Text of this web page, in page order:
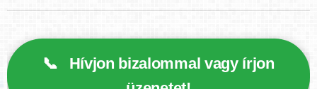
📞
Hívjon bizalommal vagy írjon